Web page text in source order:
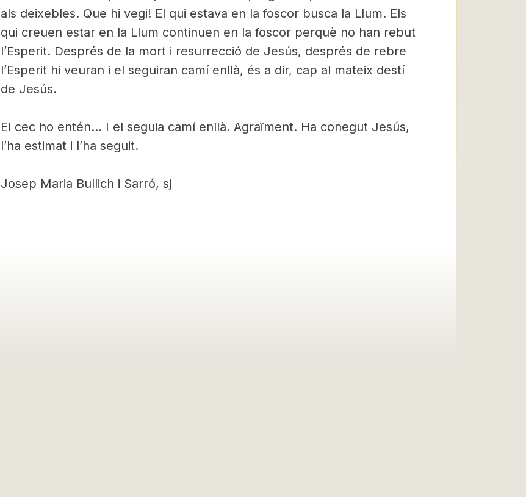
als deixebles. Que hi vegi! El qui estava en la foscor busca la Llum. Els
qui creuen estar en la Llum continuen en la foscor perquè no han rebut
l’Esperit. Després de la mort i resurrecció de Jesús, després de rebre
l’Esperit hi veuran i el seguiran camí enllà, és a dir, cap al mateix destí
de Jesús.
El cec ho entén… I el seguia camí enllà. Agraïment. Ha conegut Jesús,
l’ha estimat i l’ha seguit.
Josep Maria Bullich i Sarró, sj